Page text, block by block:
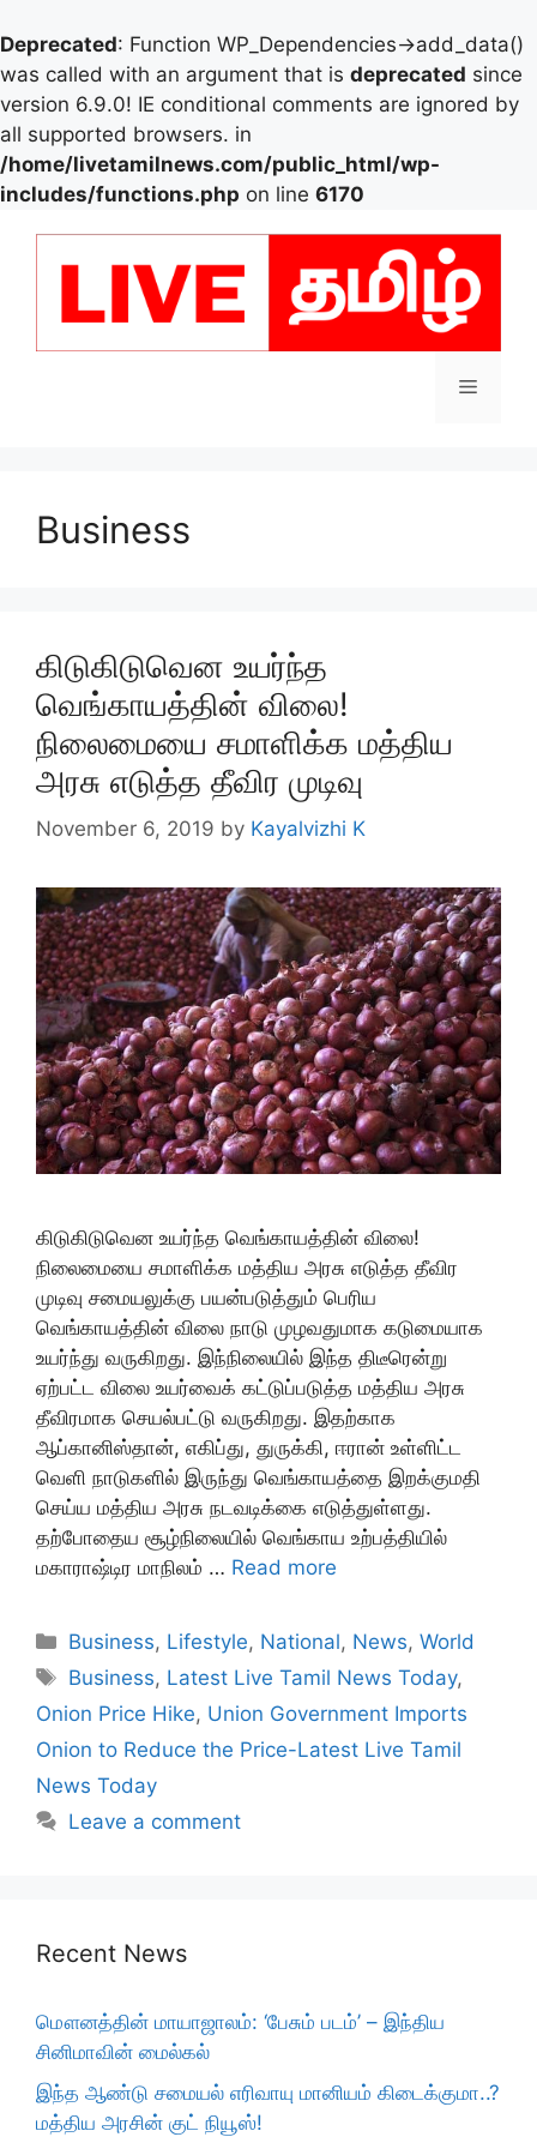
Deprecated: Function WP_Dependencies->add_data()
was called with an argument that is deprecated since
version 6.9.0! IE conditional comments are ignored by
all supported browsers. in
/home/livetamilnews.com/public_html/wp-
includes/functions.php on line 6170
Menu
Business
கிடுகிடுவென உயர்ந்த
வெங்காயத்தின் விலை!
நிலைமையை சமாளிக்க மத்திய
அரசு எடுத்த தீவிர முடிவு
November 6, 2019 by Kayalvizhi K
கிடுகிடுவென உயர்ந்த வெங்காயத்தின் விலை!
நிலைமையை சமாளிக்க மத்திய அரசு எடுத்த தீவிர
முடிவு சமையலுக்கு பயன்படுத்தும் பெரிய
வெங்காயத்தின் விலை நாடு முழவதுமாக கடுமையாக
உயர்ந்து வருகிறது. இந்நிலையில் இந்த திடீரென்று
ஏற்பட்ட விலை உயர்வைக் கட்டுப்படுத்த மத்திய அரசு
தீவிரமாக செயல்பட்டு வருகிறது. இதற்காக
ஆப்கானிஸ்தான், எகிப்து, துருக்கி, ஈரான் உள்ளிட்ட
வெளி நாடுகளில் இருந்து வெங்காயத்தை இறக்குமதி
செய்ய மத்திய அரசு நடவடிக்கை எடுத்துள்ளது.
தற்போதைய சூழ்நிலையில் வெங்காய உற்பத்தியில்
மகாராஷ்டிர மாநிலம் … Read more
Categories
Business, Lifestyle, National, News,World
Tags
Business, Latest Live Tamil News Today,
Onion Price Hike, Union Government Imports
Onion to Reduce the Price-Latest Live Tamil
News Today
Leave a comment
Recent News
மௌனத்தின் மாயாஜாலம்: ‘பேசும் படம்’ – இந்திய
சினிமாவின் மைல்கல்
இந்த ஆண்டு சமையல் எரிவாயு மானியம் கிடைக்குமா..?
மத்திய அரசின் குட் நியூஸ்!